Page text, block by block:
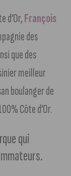
d’Or,François
des
que des
meilleur
boulanger de
Côte d’Or.
qui